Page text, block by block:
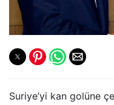
Suriye’yi kan golüne